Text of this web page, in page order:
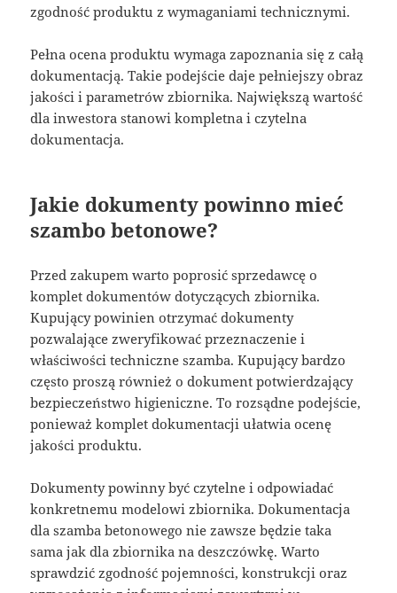
zgodność produktu z wymaganiami technicznymi.
Pełna ocena produktu wymaga zapoznania się z całą
dokumentacją. Takie podejście daje pełniejszy obraz
jakości i parametrów zbiornika. Największą wartość
dla inwestora stanowi kompletna i czytelna
dokumentacja.
Jakie dokumenty powinno mieć
szambo betonowe?
Przed zakupem warto poprosić sprzedawcę o
komplet dokumentów dotyczących zbiornika.
Kupujący powinien otrzymać dokumenty
pozwalające zweryfikować przeznaczenie i
właściwości techniczne szamba. Kupujący bardzo
często proszą również o dokument potwierdzający
bezpieczeństwo higieniczne. To rozsądne podejście,
ponieważ komplet dokumentacji ułatwia ocenę
jakości produktu.
Dokumenty powinny być czytelne i odpowiadać
konkretnemu modelowi zbiornika. Dokumentacja
dla szamba betonowego nie zawsze będzie taka
sama jak dla zbiornika na deszczówkę. Warto
sprawdzić zgodność pojemności, konstrukcji oraz